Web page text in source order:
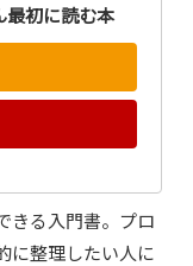
初に読む本
きる入門書。プロ
に整理したい人に